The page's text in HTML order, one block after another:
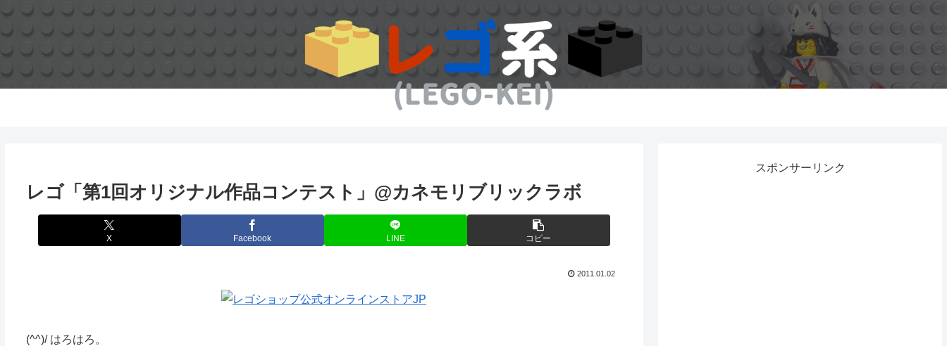
レゴ「第1回オリジナル作品コンテスト」@カネモリブリックラボ
X Facebook LINE コピー
2011.01.02
(^^)/ はろはろ。
スポンサーリンク